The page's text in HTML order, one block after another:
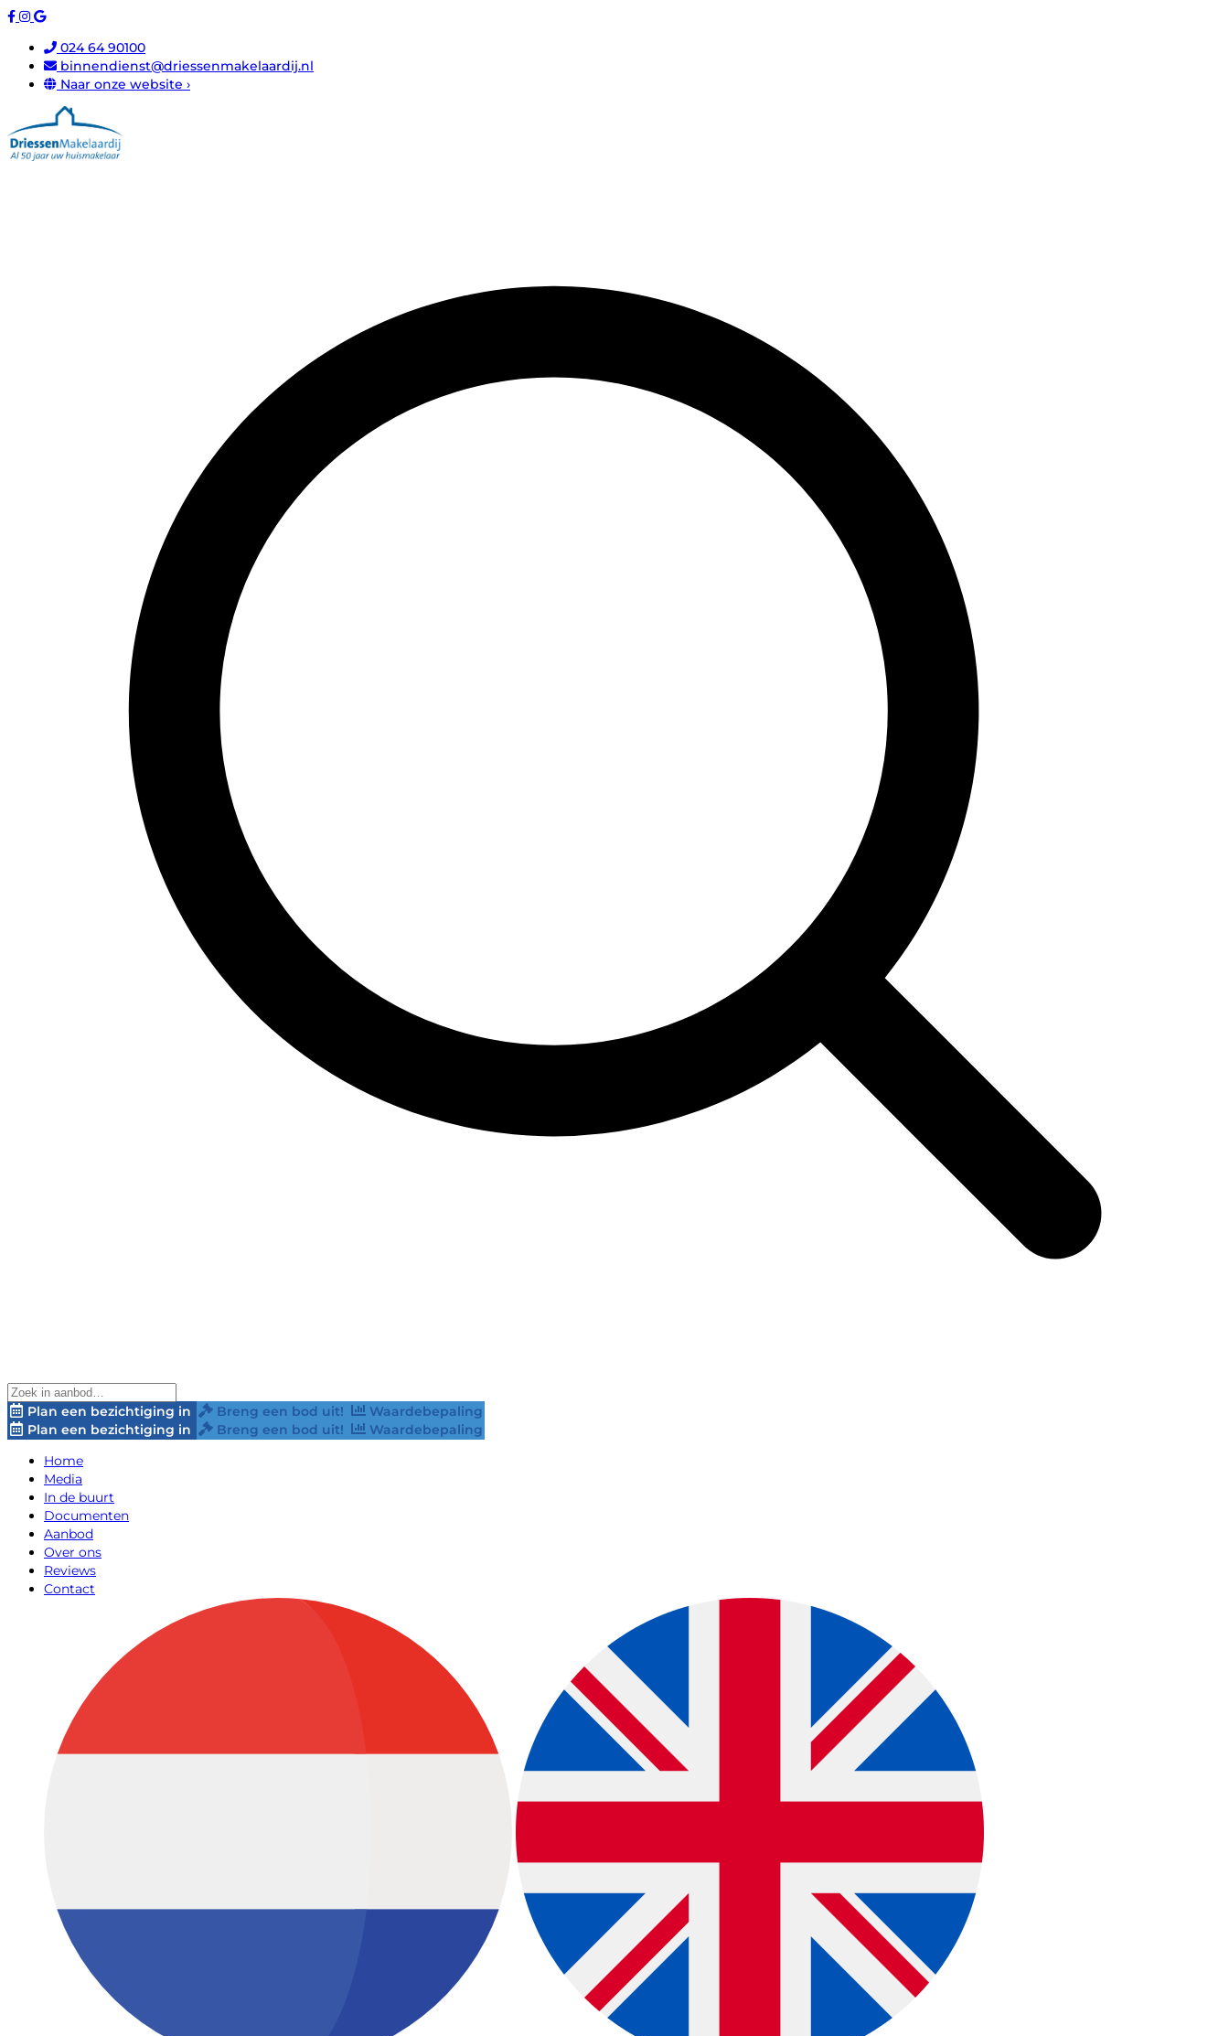
024 64 90100
binnendienst@driessenmakelaardij.nl
Naar onze website ›
Plan een bezichtiging in Breng een bod uit!
Waardebepaling
Plan een bezichtiging in
Breng een bod uit!
Waardebepaling
Home
Media
In de buurt
Documenten
Aanbod
Over ons
Reviews
Contact